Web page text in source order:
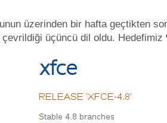
üzerinden bir hafta geçtikten
üçüncü dil oldu. Hedefimiz